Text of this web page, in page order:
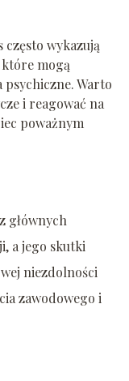
często wykazują
mogą
Warto
i reagować na
poważnym
głównych
a jego skutki
niezdolności
zawodowego i